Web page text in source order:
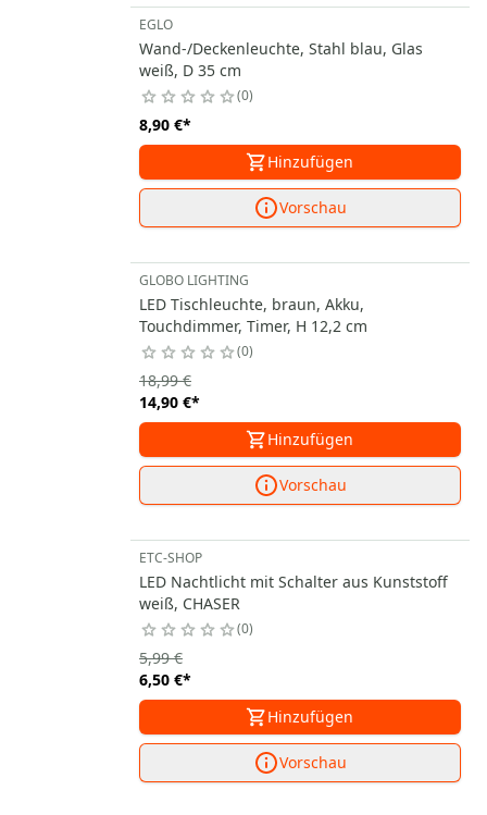
EGLO
Wand-/Deckenleuchte, Stahl blau, Glas
weiß, D 35 cm
0
8,90 €*
Hinzufügen
Vorschau
GLOBO LIGHTING
LED Tischleuchte, braun, Akku,
Touchdimmer, Timer, H 12,2 cm
0
14,90 €*
18,99 €
Hinzufügen
Vorschau
ETC-SHOP
LED Nachtlicht mit Schalter aus Kunststoff
weiß, CHASER
0
6,50 €*
5,99 €
Hinzufügen
Vorschau